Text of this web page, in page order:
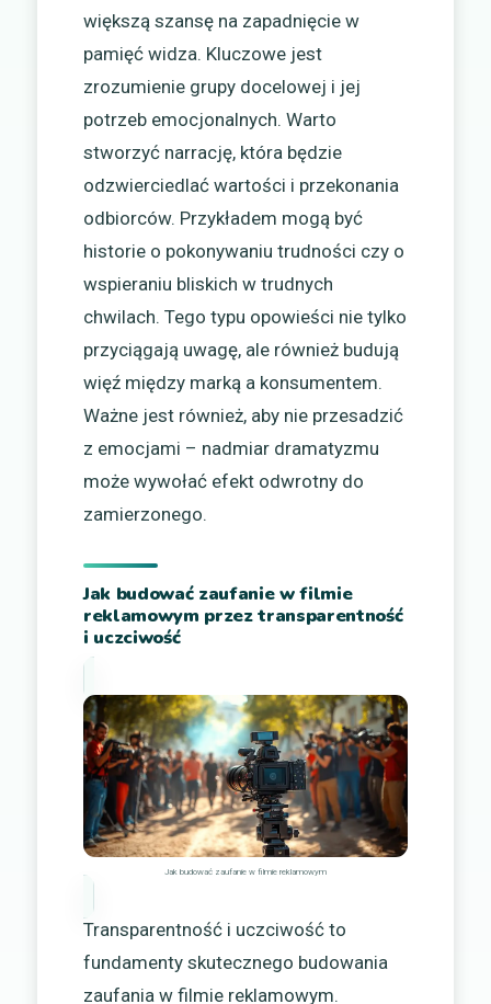
większą szansę na zapadnięcie w
pamięć widza. Kluczowe jest
zrozumienie grupy docelowej i jej
potrzeb emocjonalnych. Warto
stworzyć narrację, która będzie
odzwierciedlać wartości i przekonania
odbiorców. Przykładem mogą być
historie o pokonywaniu trudności czy o
wspieraniu bliskich w trudnych
chwilach. Tego typu opowieści nie tylko
przyciągają uwagę, ale również budują
więź między marką a konsumentem.
Ważne jest również, aby nie przesadzić
z emocjami – nadmiar dramatyzmu
może wywołać efekt odwrotny do
zamierzonego.
Jak budować zaufanie w filmie
reklamowym przez transparentność
i uczciwość
Jak budować zaufanie w filmie reklamowym
Transparentność i uczciwość to
fundamenty skutecznego budowania
zaufania w filmie reklamowym.